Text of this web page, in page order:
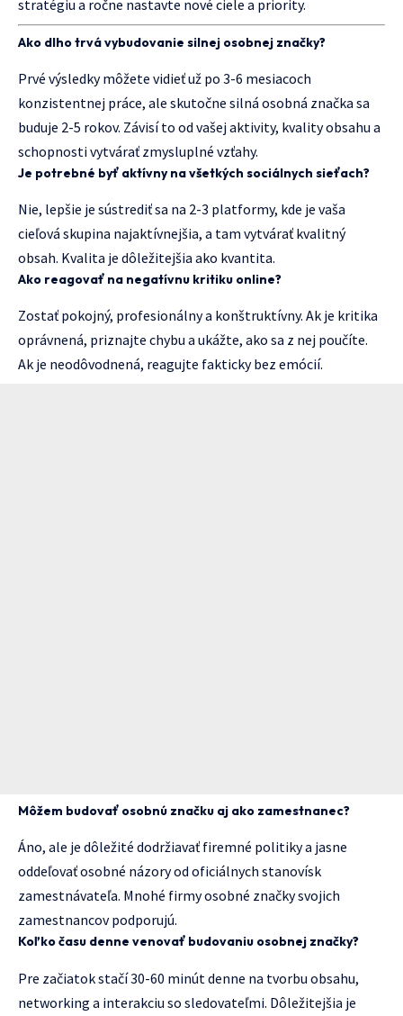
stratégiu a ročne nastavte nové ciele a priority.
Ako dlho trvá vybudovanie silnej osobnej značky?
Prvé výsledky môžete vidieť už po 3-6 mesiacoch
konzistentnej práce, ale skutočne silná osobná značka sa
buduje 2-5 rokov. Závisí to od vašej aktivity, kvality obsahu a
schopnosti vytvárať zmysluplné vzťahy.
Je potrebné byť aktívny na všetkých sociálnych sieťach?
Nie, lepšie je sústrediť sa na 2-3 platformy, kde je vaša
cieľová skupina najaktívnejšia, a tam vytvárať kvalitný
obsah. Kvalita je dôležitejšia ako kvantita.
Ako reagovať na negatívnu kritiku online?
Zostať pokojný, profesionálny a konštruktívny. Ak je kritika
oprávnená, priznajte chybu a ukážte, ako sa z nej poučíte.
Ak je neodôvodnená, reagujte fakticky bez emócií.
Môžem budovať osobnú značku aj ako zamestnanec?
Áno, ale je dôležité dodržiavať firemné politiky a jasne
oddeľovať osobné názory od oficiálnych stanovísk
zamestnávateľa. Mnohé firmy osobné značky svojich
zamestnancov podporujú.
Koľko času denne venovať budovaniu osobnej značky?
Pre začiatok stačí 30-60 minút denne na tvorbu obsahu,
networking a interakciu so sledovateľmi. Dôležitejšia je